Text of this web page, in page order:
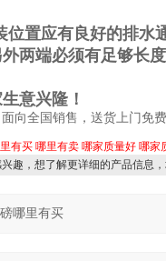
位置应有良好的排水
两端必须有足够长
意兴隆！
向全国销售，送货上门免费
有买 哪里有卖 哪家质量好 哪家
趣，想了解更详细的产品信息